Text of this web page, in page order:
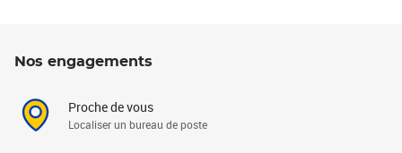
Nos engagements
Proche de vous
Localiser un bureau de poste